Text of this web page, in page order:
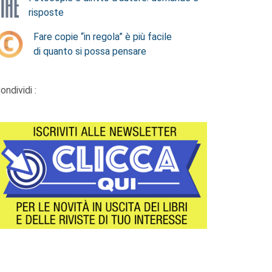
risposte
Fare copie “in regola” è più facile
di quanto si possa pensare
: